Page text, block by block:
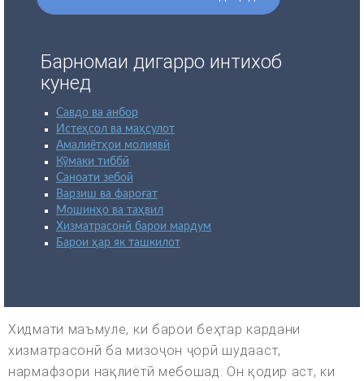
Барномаи дигарро интихоб
кунед
Савдо ва анбор
Истеҳсол ва маҳсулот
Амалиётҳои молиявӣ
Кӯмаки тиббӣ
Саноати зебоӣ
Варзиш ва фароғат
Мошинҳо ва таҳвил
Хизматрасонӣ барои мардум
Барои ҳар як ташкилот
Хидмати маъмуле, ки барои беҳтар кардани
хизматрасонӣ ба мизоҷон ҷорӣ шудааст,
нармафзори нақлиётӣ мебошад. Он қодир аст, ки